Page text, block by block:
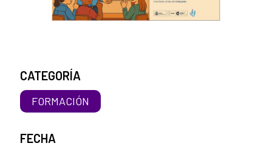
CATEGORÍA
FORMACIÓN
FECHA